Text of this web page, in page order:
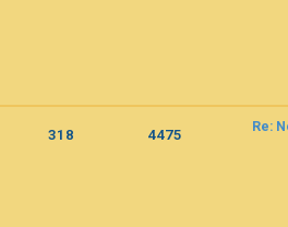
318 4475 Re: